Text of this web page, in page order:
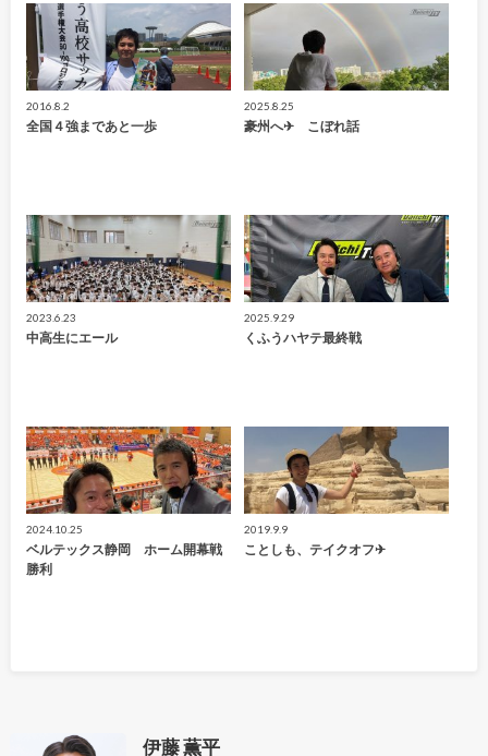
2016.8.2
全国４強まであと一歩
2025.8.25
豪州へ✈ こぼれ話
2023.6.23
中高生にエール
2025.9.29
くふうハヤテ最終戦
2024.10.25
ベルテックス静岡 ホーム開幕戦
勝利
2019.9.9
ことしも、テイクオフ✈
伊藤 薫平